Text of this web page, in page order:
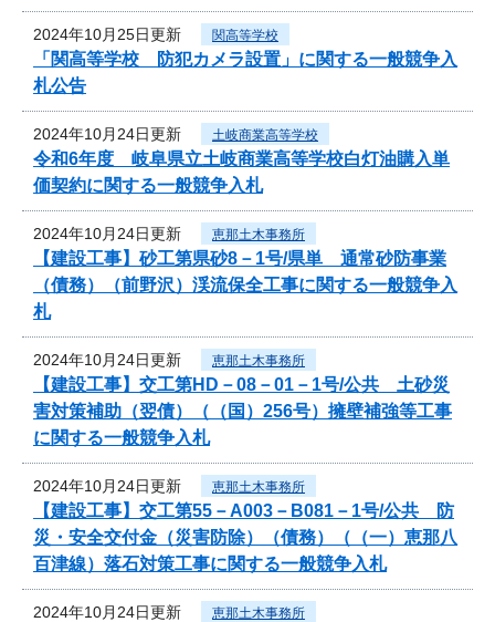
2024年10月25日更新 関高等学校
「関高等学校 防犯カメラ設置」に関する一般競争入
札公告
2024年10月24日更新 土岐商業高等学校
令和6年度 岐阜県立土岐商業高等学校白灯油購入単
価契約に関する一般競争入札
2024年10月24日更新 恵那土木事務所
【建設工事】砂工第県砂8－1号/県単 通常砂防事業
（債務）（前野沢）渓流保全工事に関する一般競争入
札
2024年10月24日更新 恵那土木事務所
【建設工事】交工第HD－08－01－1号/公共 土砂災
害対策補助（翌債）（（国）256号）擁壁補強等工事
に関する一般競争入札
2024年10月24日更新 恵那土木事務所
【建設工事】交工第55－A003－B081－1号/公共 防
災・安全交付金（災害防除）（債務）（（一）恵那八
百津線）落石対策工事に関する一般競争入札
2024年10月24日更新 恵那土木事務所